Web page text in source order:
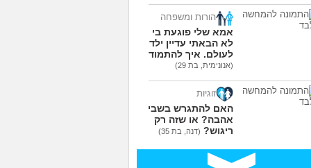
הורות ומשפחה
אמא שלי פוגעת בי כי
לא הבאתי עדיין ילדים
לעולם. איך להתמודד?
(אנונימית, בת 29)
זוגיות
האם להתגרש בשביל
אהבה? או שזה רק
ריגוש? (דנה, בת 35)